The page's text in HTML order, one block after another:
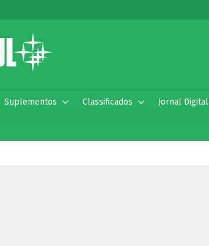
Suplementos Classificados Jornal Digital